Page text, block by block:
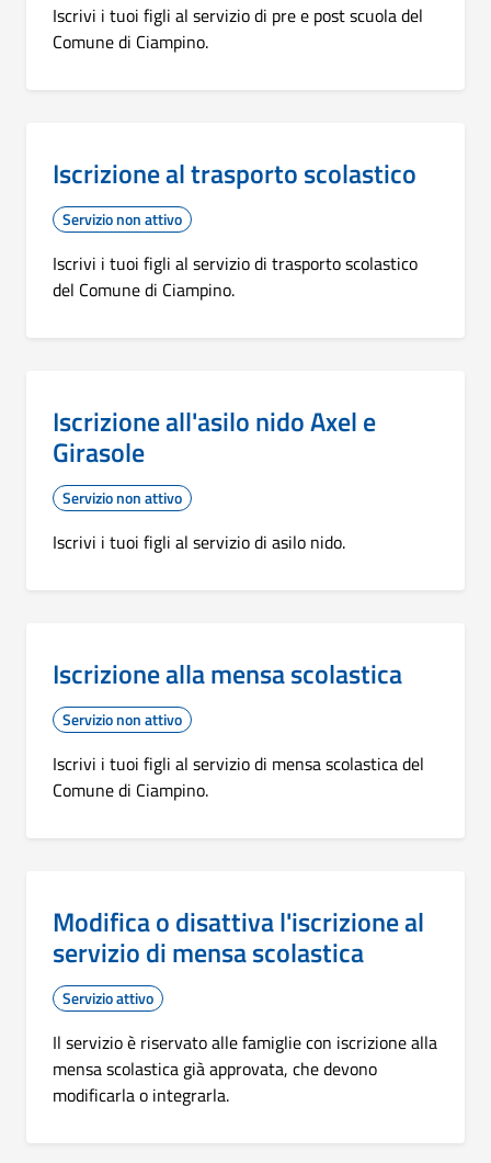
Iscrivi i tuoi figli al servizio di pre e post scuola del
Comune di Ciampino.
Iscrizione al trasporto scolastico
Servizio non attivo
Iscrivi i tuoi figli al servizio di trasporto scolastico
del Comune di Ciampino.
Iscrizione all'asilo nido Axel e
Girasole
Servizio non attivo
Iscrivi i tuoi figli al servizio di asilo nido.
Iscrizione alla mensa scolastica
Servizio non attivo
Iscrivi i tuoi figli al servizio di mensa scolastica del
Comune di Ciampino.
Modifica o disattiva l'iscrizione al
servizio di mensa scolastica
Servizio attivo
Il servizio è riservato alle famiglie con iscrizione alla
mensa scolastica già approvata, che devono
modificarla o integrarla.